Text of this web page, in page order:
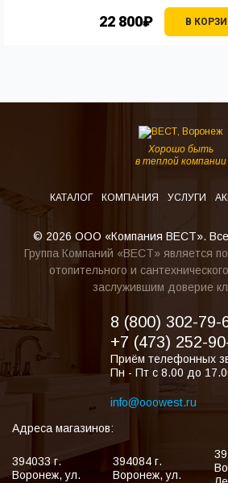
22 800₽ В
Хорошо быть
в теплой компании
КАТАЛОГ КОМПАНИЯ УСЛУГИ
© 2026 ООО «Компания ВЕСТ».
Группа Компаний «ВЕСТ» является
отопительного и
заслужившим доверие
8 (800) 302-79-
+7 (473) 252-
Приём телефонных
Пн - Пт с 8.00 до
info@ooowest.ru
Адреса магазинов:
394033 г.
Воронеж,ул.
394084 г.
Воронеж,ул.